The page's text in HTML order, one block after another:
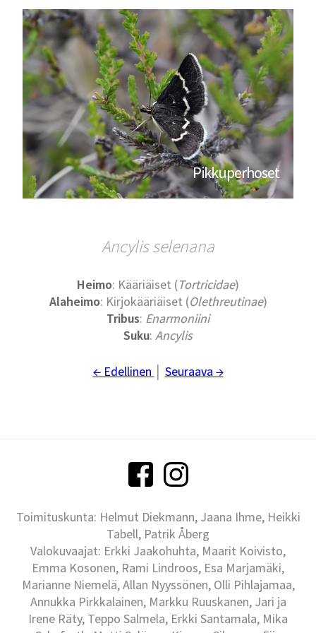
Pikkuperhoset
Ancylis selenana
Heimo: Kääriäiset (Tortricidae)
Alaheimo: Kirjokääriäiset (Olethreutinae)
Tribus: Enarmoniini
Suku: Ancylis
← Edellinen Seuraava →
Toimituskunta: Helmut Diekmann, Jaana Ihme, Heikki
Tabell, Patrik Åberg
Valokuvaajat: Erkki Jaakohuhta, Maarit Koivisto,
Emma Kosonen, Rami Lindroos, Esa Marjamäki,
Marianne Niemelä, Allan Nyyssönen, Olli Pihlajamaa,
Annukka Pirkkalainen, Markku Ruuskanen, Jari ja
Irene Räty, Teppo Salmela, Erkki Santamala, Mika